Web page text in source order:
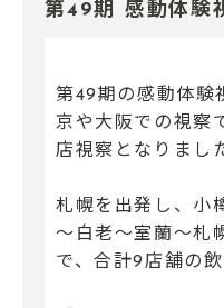
第49期 感動体験
第49期の感動体験
京や大阪での視察
店視察となりまし
札幌を出発し、小
～白老～室蘭～札
で、合計9店舗の